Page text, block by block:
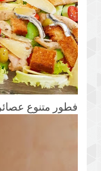
فطور متنوع